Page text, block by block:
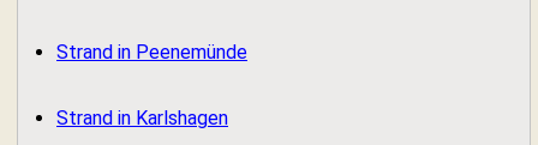
Strand in Peenemünde
Strand in Karlshagen